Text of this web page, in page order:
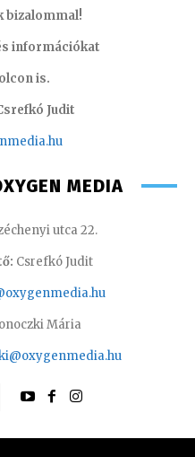
bizalommal!
információkat
is.
Judit
nmedia.hu
MEDIA
utca 22.
Csrefkó Judit
Mária